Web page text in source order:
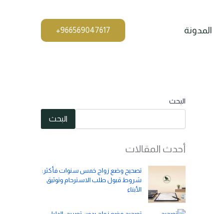
المدونة
البحث
البحث
أحدث المقالات
تصحيح وضع زواج خمس سنوات فأكثر:
شروط قبول طلب الاسترحام وتوثيق
الأبناء